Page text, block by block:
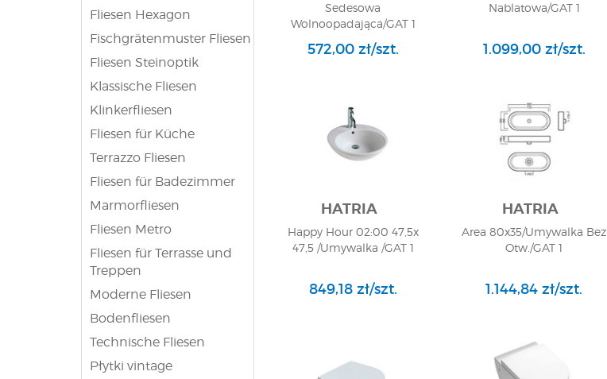
Fliesen Hexagon
Fischgrätenmuster Fliesen
Fliesen Steinoptik
Klassische Fliesen
Klinkerfliesen
Fliesen für Küche
Terrazzo Fliesen
Fliesen für Badezimmer
Marmorfliesen
Fliesen Metro
Fliesen für Terrasse und
Treppen
Moderne Fliesen
Bodenfliesen
Technische Fliesen
Płytki vintage
Sedesowa
Wolnoopadająca/GAT 1
572,00 zł/szt.
Nablatowa/GAT 1
1.099,00 zł/szt.
HATRIA
Happy Hour 02:00 47,5x
47,5 /Umywalka /GAT 1
849,18 zł/szt.
HATRIA
Area 80x35/Umywalka Bez
Otw./GAT 1
1.144,84 zł/szt.